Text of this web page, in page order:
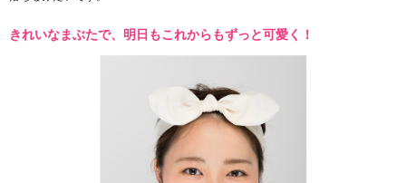
きれいなまぶたで、明日もこれからもずっと可愛く！